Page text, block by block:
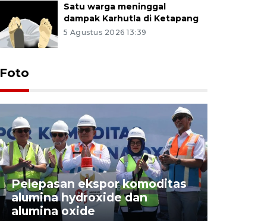
Satu warga meninggal
dampak Karhutla di Ketapang
5 Agustus 2026 13:39
Foto
Pelepasan ekspor komoditas
alumina hydroxide dan
alumina oxide